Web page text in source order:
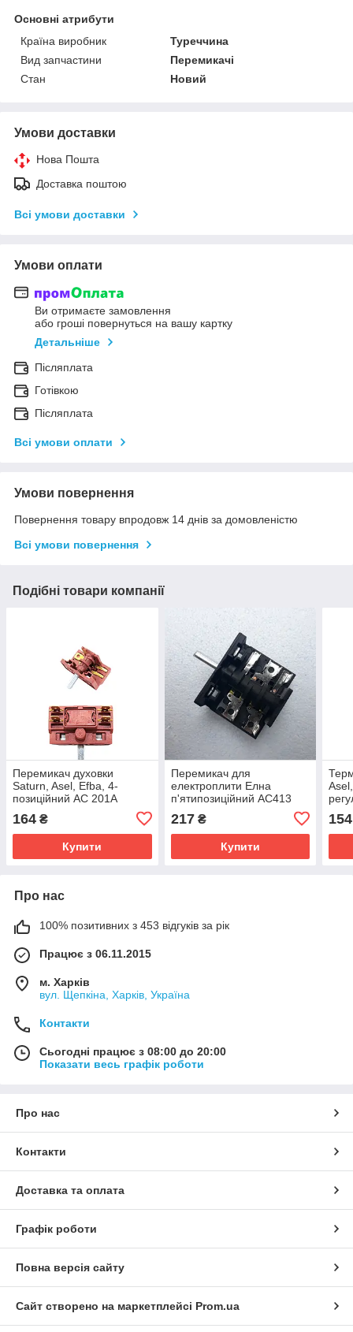
Основні атрибути
Країна виробник
Туреччина
Вид запчастини
Перемикачі
Стан
Новий
Умови доставки
Нова Пошта
Доставка поштою
Всі умови доставки
Умови оплати
Ви отримаєте замовлення
або гроші повернуться на вашу картку
Детальніше
Післяплата
Готівкою
Післяплата
Всі умови оплати
Умови повернення
Повернення товару впродовж 14 днів за домовленістю
Всі умови повернення
Подібні товари компанії
Перемикач духовки
Saturn, Asel, Efba, 4-
позиційний AC 201A
164 ₴
Купити
Перемикач для
електроплити Елна
п'ятипозиційний AC413
217₴
Купити
154
Про нас
100% позитивних з 453 відгуків за рік
Працює з 06.11.2015
м. Харків
вул. Щепкіна, Харків, Україна
Контакти
Сьогодні працює з 08:00 до 20:00
Показати весь графік роботи
Про нас
Контакти
Доставка та оплата
Графік роботи
Повна версія сайту
Сайт створено на маркетплейсі Prom.ua